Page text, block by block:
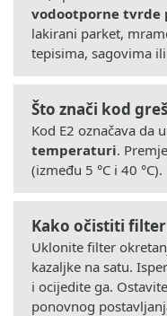
vodootporne tvrde
lakirani parket,
tepisima, sagovima
Što znači kod
Kod E2 označava da
temperaturi.
(između 5 °C i 40 °C).
Kako očistiti filter
Uklonite filter
kazaljke na satu.
i ocijedite ga.
ponovnog